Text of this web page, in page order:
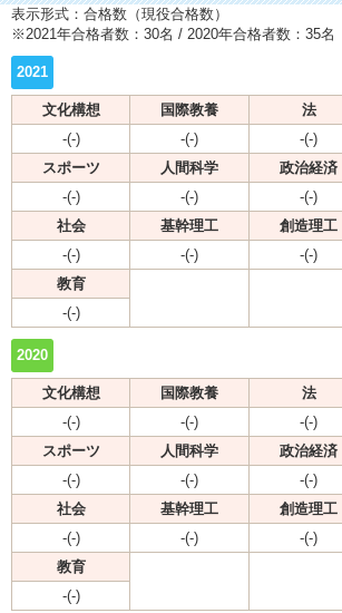
表示形式：合格数（現役合格数）
※2021年合格者数：30名 / 2020年合格者数：35名
2021
文化構想 国際教養 法
-(-)
-(-) -(-)
スポーツ
人間科学 政治経済
-(-)
-(-) -(-)
社会
基幹理工 創造理工
-(-)
-(-) -(-)
教育
-(-)
2020
文化構想 国際教養 法
-(-)
-(-) -(-)
スポーツ
人間科学 政治経済
-(-)
-(-) -(-)
社会
基幹理工 創造理工
-(-)
-(-) -(-)
教育
-(-)